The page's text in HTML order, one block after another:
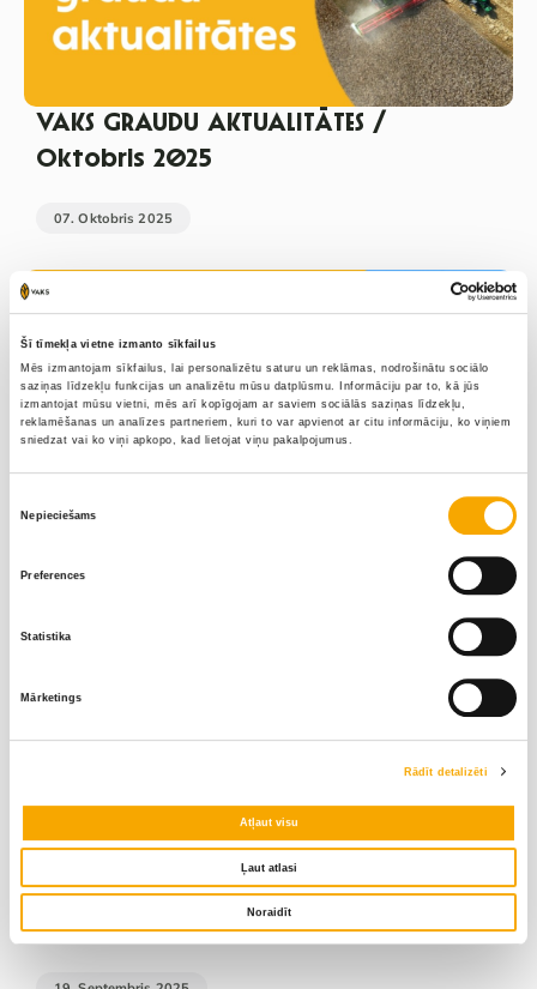
Šī tīmekļa vietne izmanto sīkfailus
Mēs izmantojam sīkfailus, lai personalizētu saturu un reklāmas, nodrošinātu sociālo
saziņas līdzekļu funkcijas un analizētu mūsu datplūsmu. Informāciju par to, kā jūs
izmantojat mūsu vietni, mēs arī kopīgojam ar saviem sociālās saziņas līdzekļu,
reklamēšanas un analīzes partneriem, kuri to var apvienot ar citu informāciju, ko viņiem
sniedzat vai ko viņi apkopo, kad lietojat viņu pakalpojumus.
izvēle
Nepieciešams
Preferences
Statistika
Mārketings
Rādīt detalizēti
Atļaut visu
Ļaut atlasi
Noraidīt
VAKS GRAUDU AKTUALITĀTES /
Oktobris 2025
07. Oktobris 2025
VAAD Ziņu lapa – septembris
06. Oktobris 2025
ZM par aktuālajām cenām Latvijā –
36. nedēļa